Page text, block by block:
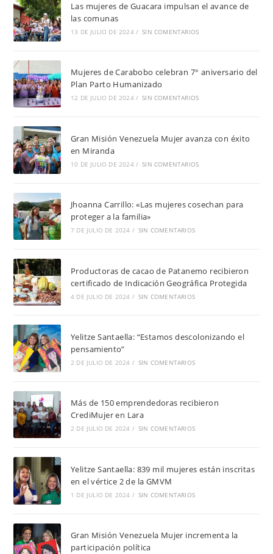
Las mujeres de Guacara impulsan el avance de
las comunas
13 DE JULIO DE 2024 / SIN COMENTARIOS
Mujeres de Carabobo celebran 7° aniversario del
Plan Parto Humanizado
12 DE JULIO DE 2024 / SIN COMENTARIOS
Gran Misión Venezuela Mujer avanza con éxito
en Miranda
10 DE JULIO DE 2024 / SIN COMENTARIOS
Jhoanna Carrillo: «Las mujeres cosechan para
proteger a la familia»
7 DE JULIO DE 2024 / SIN COMENTARIOS
Productoras de cacao de Patanemo recibieron
certificado de Indicación Geográfica Protegida
4 DE JULIO DE 2024 / SIN COMENTARIOS
Yelitze Santaella: “Estamos descolonizando el
pensamiento”
2 DE JULIO DE 2024 / SIN COMENTARIOS
Más de 150 emprendedoras recibieron
CrediMujer en Lara
2 DE JULIO DE 2024 / SIN COMENTARIOS
Yelitze Santaella: 839 mil mujeres están inscritas
en el vértice 2 de la GMVM
1 DE JULIO DE 2024 / SIN COMENTARIOS
Gran Misión Venezuela Mujer incrementa la
participación política